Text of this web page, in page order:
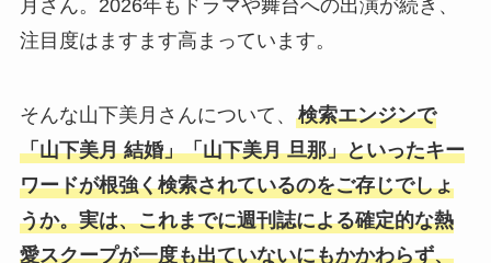
月さん。2026年もドラマや舞台への出演が続き、
注目度はますます高まっています。
そんな山下美月さんについて、 検索エンジンで
「山下美月 結婚」「山下美月 旦那」といったキー
ワードが根強く検索されているのをご存じでしょ
うか。実は、これまでに週刊誌による確定的な熱
愛スクープが一度も出ていないにもかかわらず、